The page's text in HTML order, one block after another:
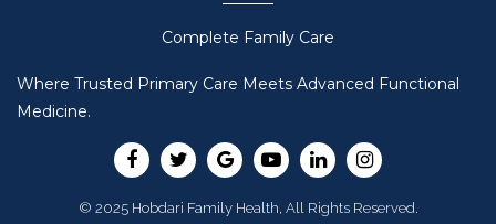
Complete Family Care
Where Trusted Primary Care Meets Advanced Functional
Medicine.
© 2025 Hobdari Family Health, All Rights Reserved.